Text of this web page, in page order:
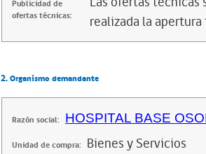
Publicidad de
ofertas técnicas:
realizada la
2. Organismo demandante
Razón social: HOSPITAL BASE
Unidad de compra: Bienes y Servicios